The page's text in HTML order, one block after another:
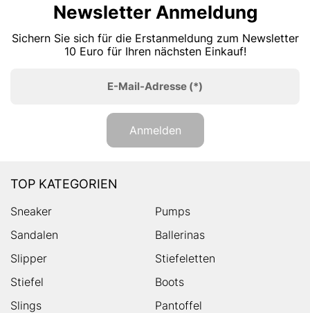
Newsletter Anmeldung
Sichern Sie sich für die Erstanmeldung zum Newsletter
10 Euro für Ihren nächsten Einkauf!
E-Mail-Adresse (*)
Anmelden
TOP KATEGORIEN
Sneaker
Pumps
Sandalen
Ballerinas
Slipper
Stiefeletten
Stiefel
Boots
Slings
Pantoffel